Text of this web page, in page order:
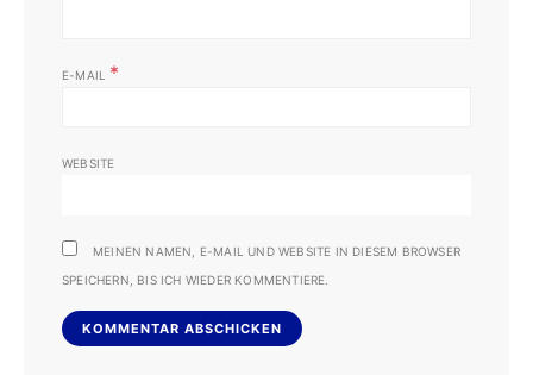
E-MAIL *
WEBSITE
MEINEN NAMEN, E-MAIL UND WEBSITE IN DIESEM BROWSER
SPEICHERN, BIS ICH WIEDER KOMMENTIERE.